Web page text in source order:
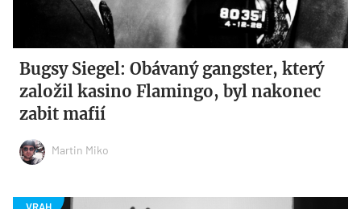
Bugsy Siegel: Obávaný gangster, který
založil kasino Flamingo, byl nakonec
zabit mafií
Martin Miko